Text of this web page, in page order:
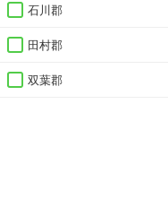
石川郡
田村郡
双葉郡